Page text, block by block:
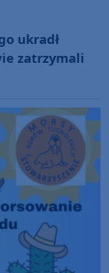
ukradł
zatrzymali